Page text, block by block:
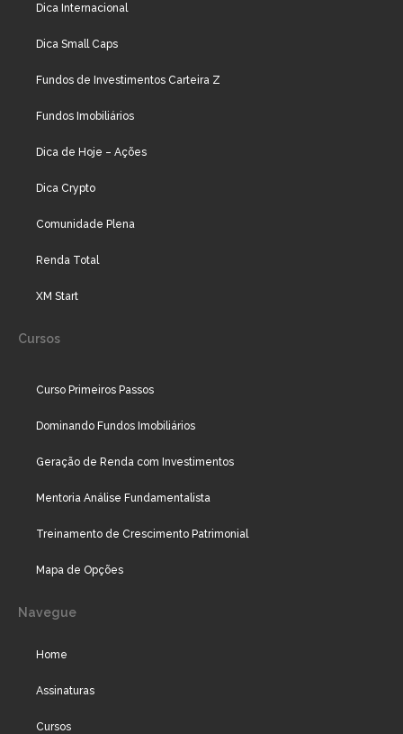
Dica Internacional
Dica Small Caps
Fundos de Investimentos Carteira Z
Fundos Imobiliários
Dica de Hoje – Ações
Dica Crypto
Comunidade Plena
Renda Total
XM Start
Cursos
Curso Primeiros Passos
Dominando Fundos Imobiliários
Geração de Renda com Investimentos
Mentoria Análise Fundamentalista
Treinamento de Crescimento Patrimonial
Mapa de Opções
Navegue
Home
Assinaturas
Cursos